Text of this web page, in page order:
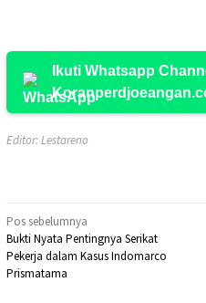
Ikuti Whatsapp
Editor: Lestareno
Navigasi
pos
Pos sebelumnya
Bukti Nyata Pentingnya Serikat
Pekerja dalam Kasus Indomarco
Prismatama